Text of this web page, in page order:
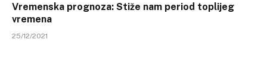
Vremenska prognoza: Stiže nam period toplijeg
vremena
25/12/2021